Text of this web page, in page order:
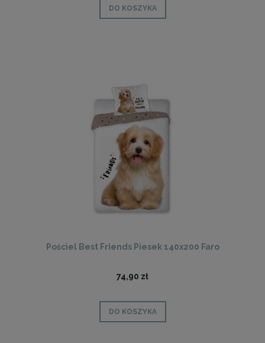
DO KOSZYKA
Pościel Best Friends Piesek 140x200 Faro
74,90 zł
DO KOSZYKA